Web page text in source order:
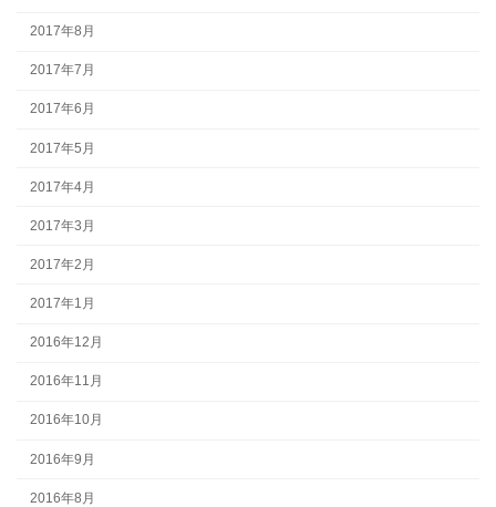
2017年8月
2017年7月
2017年6月
2017年5月
2017年4月
2017年3月
2017年2月
2017年1月
2016年12月
2016年11月
2016年10月
2016年9月
2016年8月